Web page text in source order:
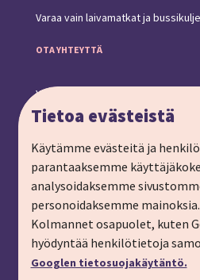
Varaa vain laivamatkat ja
OTA YHTEYTTÄ
Yhteystiedot ja toimipiste
Anna palautetta
Ryhmämatkat, pyydä tarjous
Tilaa matkalahjakortti
Tilaa esite
Tilaa matkakirje sähköpostiin
Ilmoita passitiedot
Liity kanta-asiakkaaksi
Tietoa evästeistä
Käytämme evästeitä ja
parantaaksemme
analysoidaksemme
personoidaksemme mainoksia.
Kolmannet osapuolet, kuten
hyödyntää henkilötietoja
Googlen tietosuojakäytäntö.